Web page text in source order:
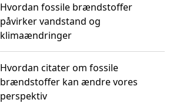
Hvordan fossile brændstoffer
påvirker vandstand og
klimaændringer
Hvordan citater om fossile
brændstoffer kan ændre vores
perspektiv